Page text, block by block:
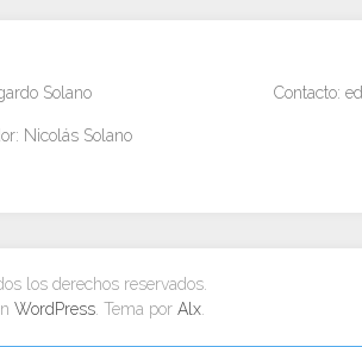
Solano
Nicolás Solano
Contacto:
los derechos reservados.
WordPress . Tema por Alx